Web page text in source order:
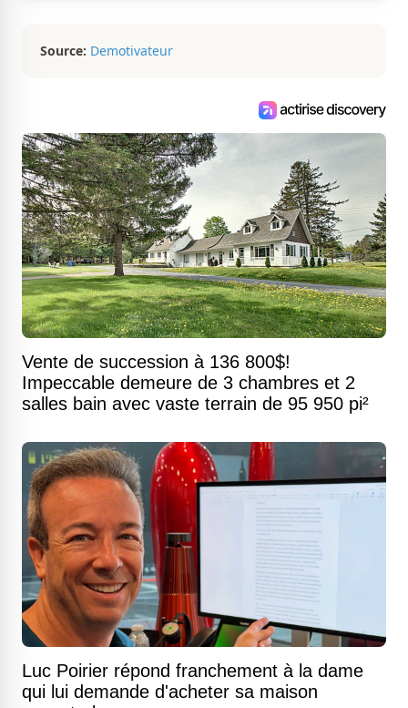
Source: Demotivateur
Vente de succession à 136 800$!
Impeccable demeure de 3 chambres et 2
salles bain avec vaste terrain de 95 950 pi²
Luc Poirier répond franchement à la dame
qui lui demande d'acheter sa maison